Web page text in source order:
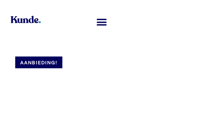
AANBIEDING!